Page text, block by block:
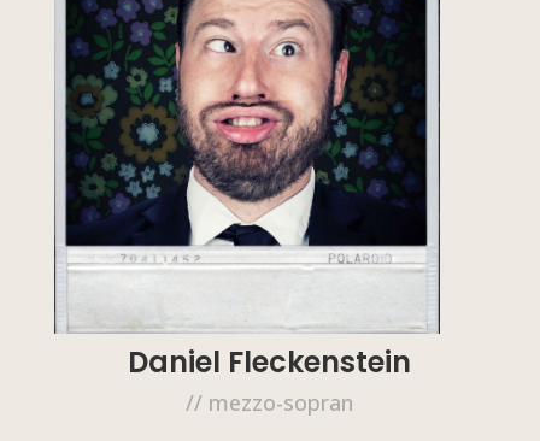
Daniel Fleckenstein
// mezzo-sopran